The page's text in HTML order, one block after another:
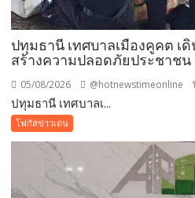
ปทุมธานี เทศบาลเมืองคูคต เ
สร้างความปลอดภัยประชาชน
05/08/2026 @hotnewstimeonline
ปทุมธานี เทศบาลเ...
โฟกัสข่าวเด่น